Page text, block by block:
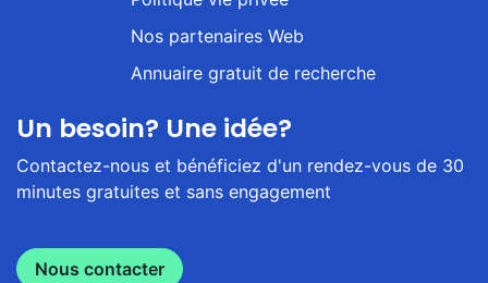
Nos partenaires Web
Annuaire gratuit de recherche
Un besoin? Une idée?
Contactez-nous et bénéficiez d'un rendez-vous de 30
minutes gratuites et sans engagement
Nous contacter